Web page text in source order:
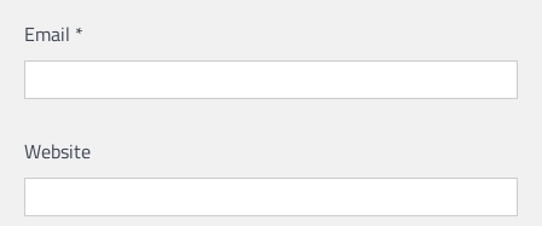
Email *
Website